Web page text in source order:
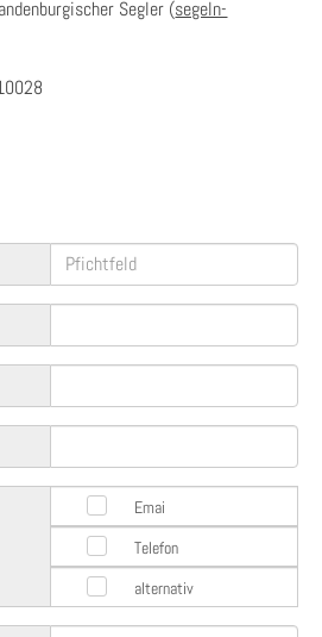
Segler (segeln-
Emai
Telefon
alternativ